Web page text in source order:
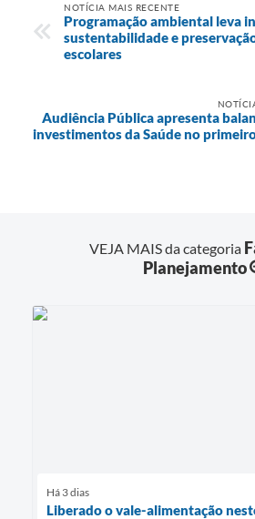
NOTÍCIA MAIS RECENTE
Programação ambiental leva
sustentabilidade e
escolares
Audiência Pública apresenta
investimentos da Saúde no
VEJA MAIS da categoria
Planejamento
Há 3 dias
Liberado o vale-alimentação